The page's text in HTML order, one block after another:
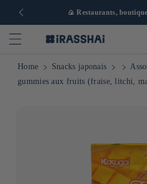
Europe 🍙 Restaurants,
Home Snacks japonais
gummies aux fruits (fraise, litchi,